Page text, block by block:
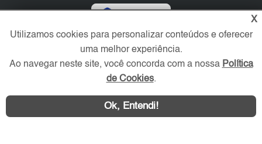
Verificada por
Redes Sociais
X
Utilizamos cookies para personalizar conteúdos e oferecer
uma melhor experiência.
Ao navegar neste site, você concorda com a nossa Política
de Cookies.
Ok, Entendi!